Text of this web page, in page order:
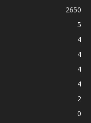
2650
5
4
4
4
4
2
0